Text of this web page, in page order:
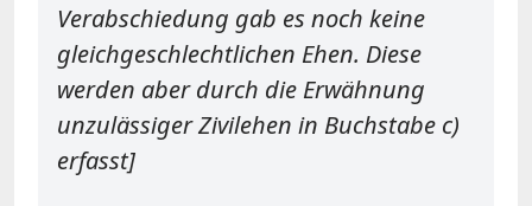
Verabschiedung gab es noch keine
gleichgeschlechtlichen Ehen. Diese
werden aber durch die Erwähnung
unzulässiger Zivilehen in Buchstabe c)
erfasst]